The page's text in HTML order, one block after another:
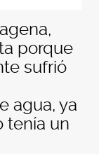
porque
sufrió
agua, ya
tenía un